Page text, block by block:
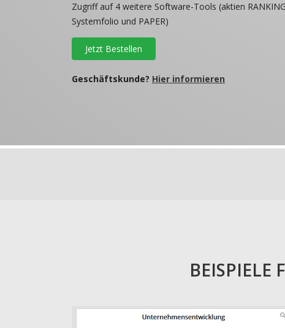
Zugriff auf 4 weitere Software-Tools (aktien
Systemfolio und PAPER)
Jetzt Bestellen
Geschäftskunde? Hier informieren
BEISPIELE